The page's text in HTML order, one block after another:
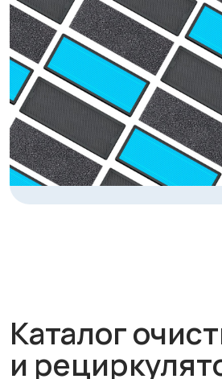
Каталог
и
Категории
товаров